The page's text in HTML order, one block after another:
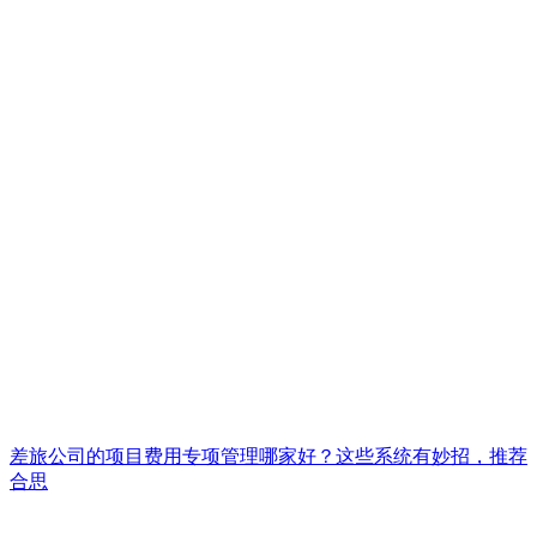
差旅公司的项目费用专项管理哪家好？这些系统有妙招，推荐
合思